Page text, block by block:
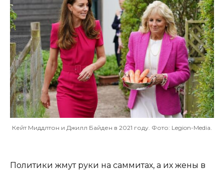
Кейт Миддлтон и Джилл Байден в 2021 году. Фото: Legion-Media.
Политики жмут руки на саммитах, а их жены в